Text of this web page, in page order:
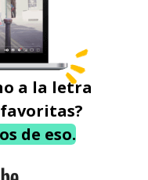
a la letra
de eso.